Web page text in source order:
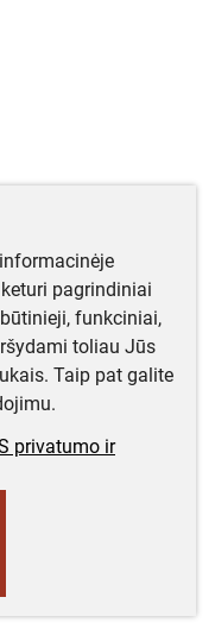
pagrindiniai
funkciniai,
toliau Jūs
Taip pat galite
privatumo ir